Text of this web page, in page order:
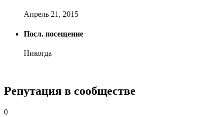
Апрель 21, 2015
Посл. посещение
Никогда
Репутация в сообществе
0